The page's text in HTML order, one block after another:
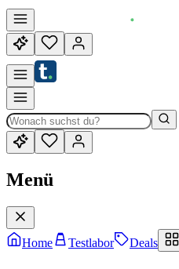
Menü
Home Testlabor Deals